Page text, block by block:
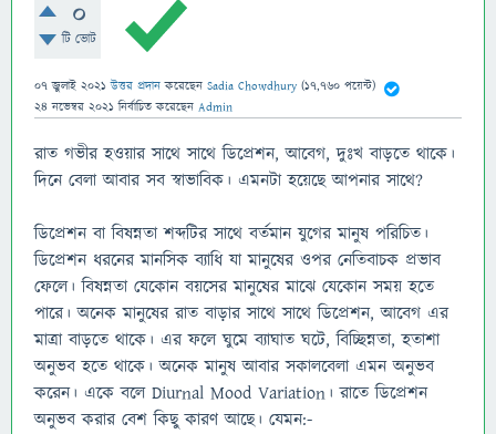
0
টি ভোট
07 জুলাই 2021 উত্তর প্রদান করেছেন Sadia Chowdhury (17,760 পয়েন্ট)
24 নভেম্বর 2021 নির্বাচিত করেছেন Admin
রাত গভীর হওয়ার সাথে সাথে ডিপ্রেশন, আবেগ, দুঃখ বাড়তে থাকে।
দিনে বেলা আবার সব স্বাভাবিক। এমনটা হয়েছে আপনার সাথে?
ডিপ্রেশন বা বিষন্নতা শব্দটির সাথে বর্তমান যুগের মানুষ পরিচিত।
ডিপ্রেশন ধরনের মানসিক ব্যাধি যা মানুষের ওপর নেতিবাচক প্রভাব
ফেলে। বিষন্নতা যেকোন বয়সের মানুষের মাঝে যেকোন সময় হতে
পারে। অনেক মানুষের রাত বাড়ার সাথে সাথে ডিপ্রেশন, আবেগ এর
মাত্রা বাড়তে থাকে। এর ফলে ঘুমে ব্যাঘাত ঘটে, বিচ্ছিন্নতা, হতাশা
অনুভব হতে থাকে। অনেক মানুষ আবার সকালবেলা এমন অনুভব
করেন। একে বলে Diurnal Mood Variation। রাতে ডিপ্রেশন
অনুভব করার বেশ কিছু কারণ আছে। যেমন:-